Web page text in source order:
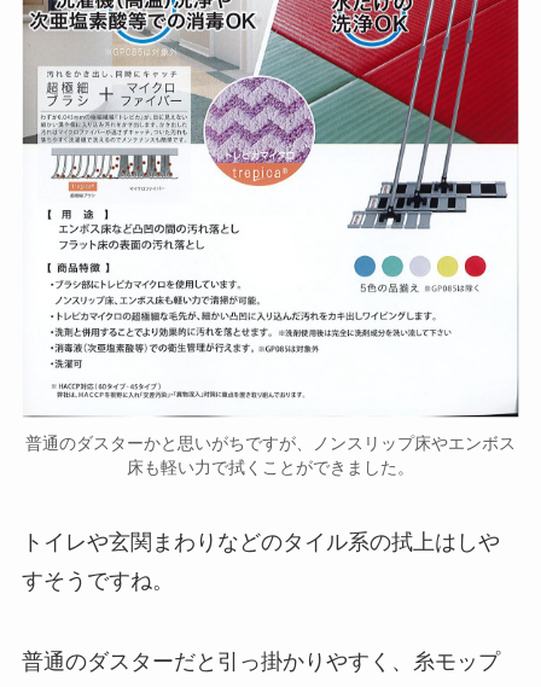
普通のダスターかと思いがちですが、ノンスリップ床やエンボス
床も軽い力で拭くことができました。
トイレや玄関まわりなどのタイル系の拭上はしや
すそうですね。
普通のダスターだと引っ掛かりやすく、糸モップ